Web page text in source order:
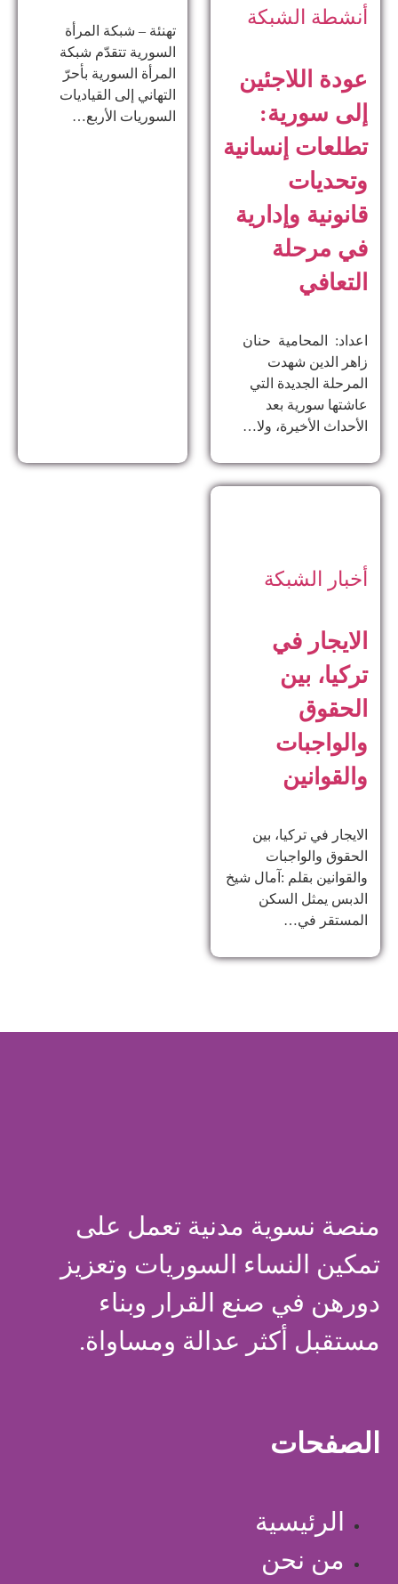
أنشطة الشبكة
عودة اللاجئين
إلى سورية:
تطلعات إنسانية
وتحديات
قانونية وإدارية
في مرحلة
التعافي
اعداد: المحامية حنان
زاهر الدين ​شهدت
المرحلة الجديدة التي
عاشتها سورية بعد
الأحداث الأخيرة، ولا…
تهنئة – شبكة المرأة
السورية تتقدّم شبكة
المرأة السورية بأحرّ
التهاني إلى القياديات
السوريات الأربع…
أخبار الشبكة
الايجار في
تركيا، بين
الحقوق
والواجبات
والقوانين
الايجار في تركيا، بين
الحقوق والواجبات
والقوانين بقلم :آمال شيخ
الدبس يمثل السكن
المستقر في…
منصة نسوية مدنية تعمل على
تمكين النساء السوريات وتعزيز
دورهن في صنع القرار وبناء
مستقبل أكثر عدالة ومساواة.
الصفحات
الرئيسية
من نحن